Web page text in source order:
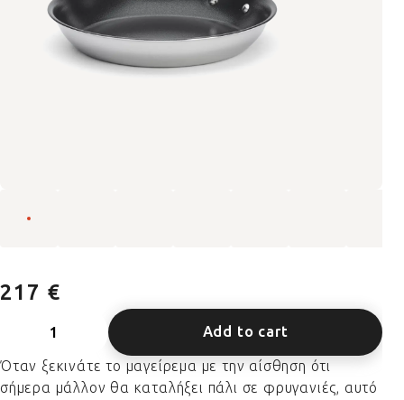
217 €
Add to cart
Όταν ξεκινάτε το μαγείρεμα με την αίσθηση ότι
σήμερα μάλλον θα καταλήξει πάλι σε φρυγανιές, αυτό